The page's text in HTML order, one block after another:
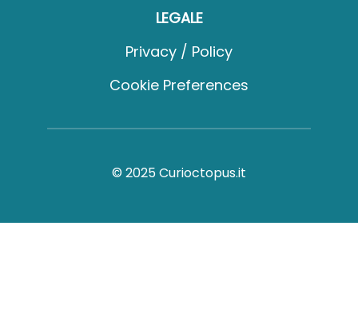
LEGALE
Privacy / Policy
Cookie Preferences
© 2025 Curioctopus.it